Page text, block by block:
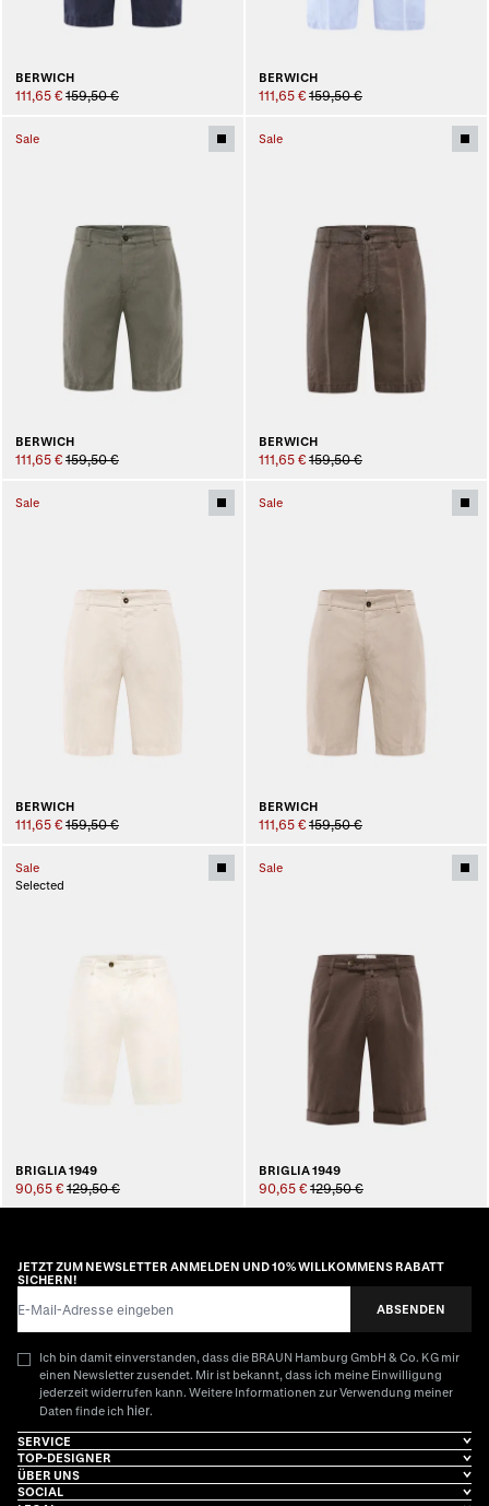
BERWICH
111,65 € 159,50 €
BERWICH
111,65 € 159,50 €
Sale
BERWICH
111,65 € 159,50 €
Sale
BERWICH
111,65 € 159,50 €
Sale
BERWICH
111,65 € 159,50 €
Sale
BERWICH
111,65 € 159,50 €
Sale
Selected
BRIGLIA 1949
90,65 € 129,50 €
Sale
BRIGLIA 1949
90,65 € 129,50 €
JETZT ZUM NEWSLETTER ANMELDEN UND 10% WILLKOMMENS RABATT
SICHERN!
ABSENDEN
Ich bin damit einverstanden, dass die BRAUN Hamburg GmbH & Co. KG mir
einen Newsletter zusendet. Mir ist bekannt, dass ich meine Einwilligung
jederzeit widerrufen kann. Weitere Informationen zur Verwendung meiner
Daten finde ich hier.
SERVICE
TOP-DESIGNER
ÜBER UNS
SOCIAL